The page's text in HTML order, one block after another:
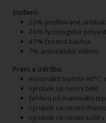
Složení:
20% profilované
26% fyziologické
47% česaná bavlna
7% antistatické vlákno
Praní a údržba:
maximální teplota
výrobek se nesmí bělit
žehlení při maximální
výrobek se nesmí
výrobek se nesmí sušit